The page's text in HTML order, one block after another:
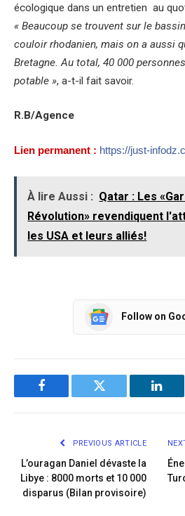
écologique dans un entretien au
« Beaucoup se trouvent sur le
couloir rhodanien, mais on a aussi
Bretagne. Au total, 40 000
potable », a-t-il fait savoir.
R.B/Agence
Lien permanent : https://just-
À lire Aussi : Qatar : Les
Révolution» revendiquent
les USA et leurs alliés!
Follow on
Facebook Twitter
PREVIOUS ARTICLE
L’ouragan Daniel dévaste la
Libye : 8000 morts et 10 000
disparus (Bilan provisoire)